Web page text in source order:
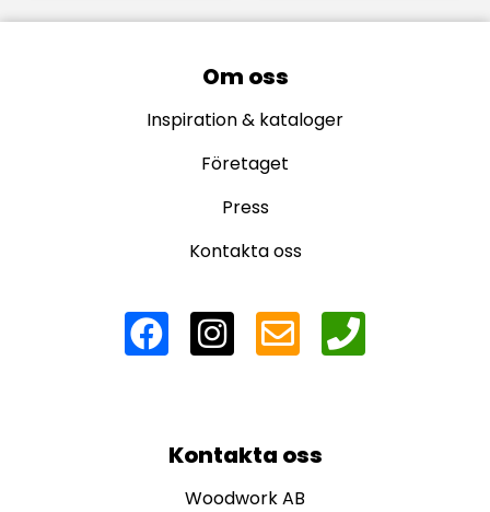
Om oss
Inspiration & kataloger
Företaget
Press
Kontakta oss
Kontakta oss
Woodwork AB